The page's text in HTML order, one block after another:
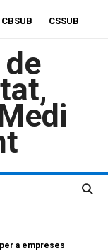
CBSUB CSSUB
a empreses